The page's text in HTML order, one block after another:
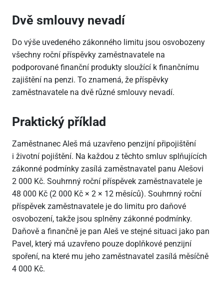
Dvě smlouvy nevadí
Do výše uvedeného zákonného limitu jsou osvobozeny
všechny roční příspěvky zaměstnavatele na
podporované finanční produkty sloužící k finančnímu
zajištění na penzi. To znamená, že příspěvky
zaměstnavatele na dvě různé smlouvy nevadí.
Praktický příklad
Zaměstnanec Aleš má uzavřeno penzijní připojištění
i životní pojištění. Na každou z těchto smluv splňujících
zákonné podmínky zasílá zaměstnavatel panu Alešovi
2 000 Kč. Souhrnný roční příspěvek zaměstnavatele je
48 000 Kč (2 000 Kč × 2 × 12 měsíců). Souhrnný roční
příspěvek zaměstnavatele je do limitu pro daňové
osvobození, takže jsou splněny zákonné podmínky.
Daňově a finančně je pan Aleš ve stejné situaci jako pan
Pavel, který má uzavřeno pouze doplňkové penzijní
spoření, na které mu jeho zaměstnavatel zasílá měsíčně
4 000 Kč.